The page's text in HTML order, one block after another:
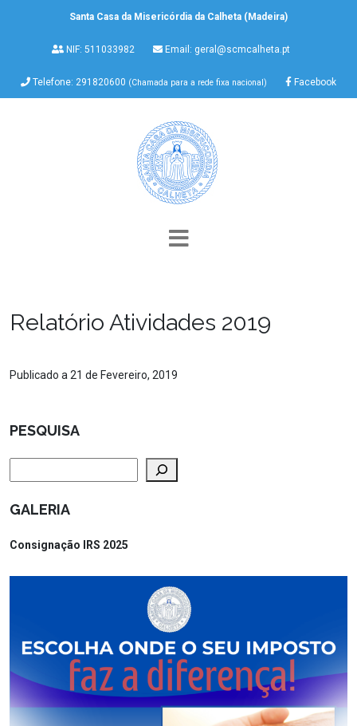
Santa Casa da Misericórdia da Calheta (Madeira)
NIF: 511033982 Email: geral@scmcalheta.pt
Telefone: 291820600 (Chamada para a rede fixa nacional) Facebook
Relatório Atividades 2019
Publicado a 21 de Fevereiro, 2019
PESQUISA
GALERIA
Consignação IRS 2025